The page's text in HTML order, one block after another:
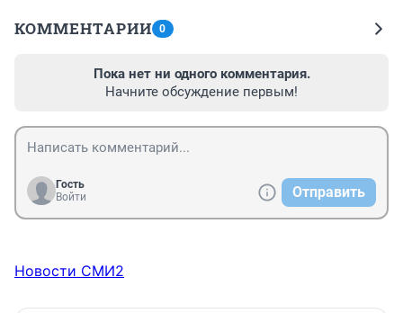
КОММЕНТАРИИ 0
Пока нет ни одного комментария.
Начните обсуждение первым!
Гость
Войти
Отправить
Новости СМИ2